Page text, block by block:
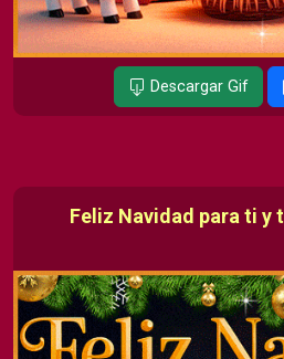
Descargar Gif
Feliz Navidad para ti y